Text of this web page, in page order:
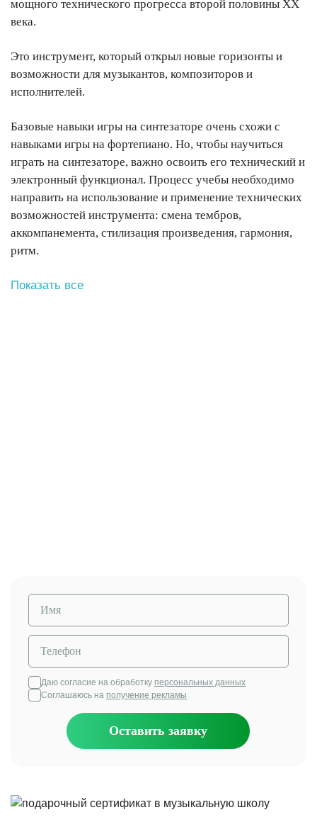
мощного технического прогресса второй половины XX
века.
Это инструмент, который открыл новые горизонты и
возможности для музыкантов, композиторов и
исполнителей.
Базовые навыки игры на синтезаторе очень схожи с
навыками игры на фортепиано. Но, чтобы научиться
играть на синтезаторе, важно освоить его технический и
электронный функционал. Процесс учебы необходимо
направить на использование и применение технических
возможностей инструмента: смена тембров,
аккомпанемента, стилизация произведения, гармония,
ритм.
Показать все
Даю согласие на обработку персональных данных
Соглашаюсь на получение рекламы
Оставить заявку